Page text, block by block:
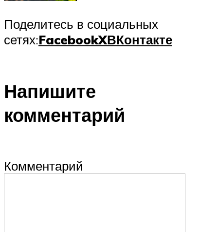
Поделитесь в социальных
сетях:FacebookXВКонтакте
Напишите
комментарий
Комментарий